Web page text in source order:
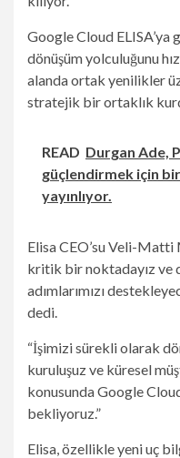
Google Cloud ELISA’ya
dönüşüm yolculuğunu
alanda ortak yenilikler
stratejik bir ortaklık
READ Durgan Ade,
güçlendirmek için
yayınlıyor.
Elisa CEO’su Veli-
kritik bir noktadayız ve
adımlarımızı
dedi.
“İşimizi sürekli olarak
kuruluşuz ve küresel
konusunda Google
bekliyoruz.”
Elisa, özellikle yeni uç